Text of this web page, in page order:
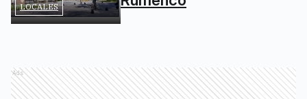
LOCALES
Ads